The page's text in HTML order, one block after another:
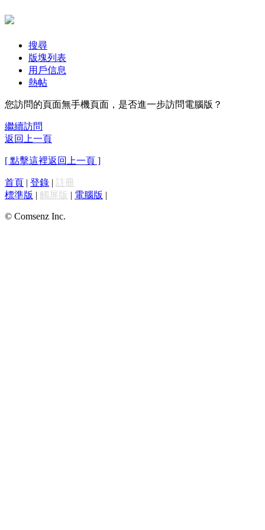
搜尋
版塊列表
用戶信息
熱帖
您訪問的頁面無手機頁面，是否進一步訪問電腦版？
繼續訪問
返回上一頁
[ 點擊這裡返回上一頁 ]
首頁 | 登錄 | 註冊
標準版 | 觸屏版 | 電腦版 |
© Comsenz Inc.